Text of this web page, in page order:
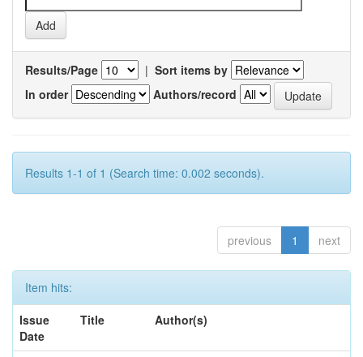
Results/Page | Sort items by
In order
Authors/record
Results 1-1 of 1 (Search time: 0.002 seconds).
previous 1 next
Item hits:
Issue
Date
Title Author(s)